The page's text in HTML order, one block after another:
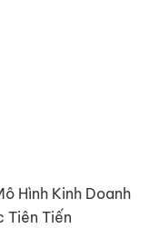
Hình Kinh Doanh
Tiên Tiến